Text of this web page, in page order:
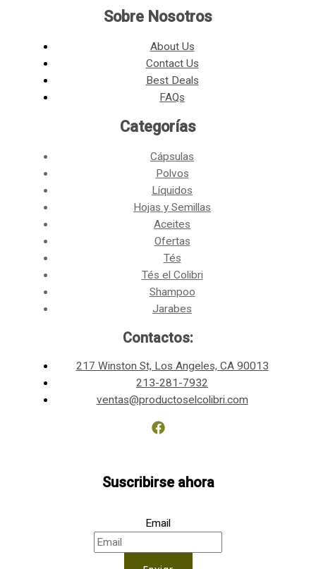
Sobre Nosotros
About Us
Contact Us
Best Deals
FAQs
Categorías​
Cápsulas
Polvos
Líquidos
Hojas y Semillas
Aceites
Ofertas
Tés
Tés el Colibri
Shampoo
Jarabes
Contactos:
217 Winston St, Los Angeles, CA 90013
213-281-7932
ventas@productoselcolibri.com
Suscribirse ahora
Email